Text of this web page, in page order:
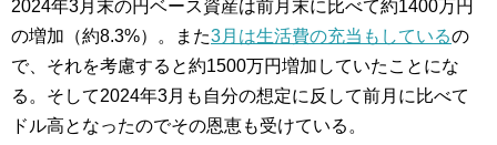
2024年3月末の円ベース資産は前月末に比べて約1400万円
の増加（約8.3%）。また3月は生活費の充当もしているの
で、それを考慮すると約1500万円増加していたことにな
る。そして2024年3月も自分の想定に反して前月に比べて
ドル高となったのでその恩恵も受けている。